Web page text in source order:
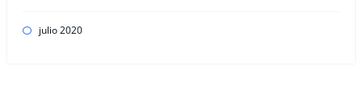
julio 2020